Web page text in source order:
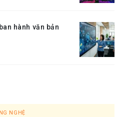
hành văn bản
NGHỆ